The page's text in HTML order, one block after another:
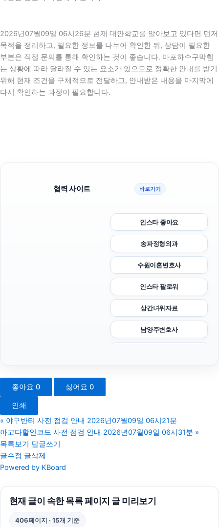
2026년07월09일 06시26분 현재 대안학교를 알아보고 있다면 먼저
목적을 정리하고, 필요한 정보를 나누어 확인한 뒤, 상담이 필요한
부분은 직접 문의를 통해 확인하는 것이 좋습니다. 마포하수구막힘
는 상황에 따라 달라질 수 있는 요소가 있으므로 정확한 안내를 받기
위해 현재 조건을 구체적으로 전달하고, 안내받은 내용을 마지막에
다시 확인하는 과정이 필요합니다.
협력 사이트 바로가기
인스타 좋아요
송파정형외과
수원이혼변호사
인스타 팔로워
상간녀위자료
남양주변호사
부산휴대폰성지
재산분할
용산구하수구막힘
좋아요 0 싫어요 0
인쇄
« 야구반티 사전 점검 안내 2026년07월09일 06시21분
아고다할인코드 사전 점검 안내 2026년07월09일 06시31분 »
목록보기
답글쓰기
글수정 글삭제
Powered by KBoard
현재 글이 속한 목록 페이지 글 미리보기
406페이지 · 15개 기준